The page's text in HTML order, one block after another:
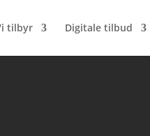
tilbyr Digitale tilbud